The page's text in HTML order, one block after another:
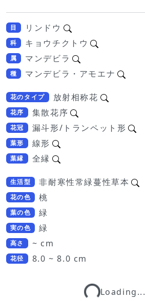
目 リンドウ
科 キョウチクトウ
属 マンデビラ
種 マンデビラ・アモエナ
花のタイプ 放射相称花
花序 集散花序
花冠 漏斗形/トランペット形
葉形 線形
葉縁 全縁
生活型 非耐寒性常緑蔓性草本
花の色 桃
葉の色 緑
実の色 緑
高さ ~ cm
花径 8.0 ~ 8.0 cmLoading...Loading...